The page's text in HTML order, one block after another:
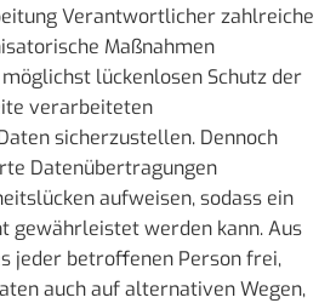
Verantwortlicher zahlreiche
Maßnahmen
lückenlosen Schutz der
verarbeiteten
sicherzustellen. Dennoch
Datenübertragungen
aufweisen, sodass ein
gewährleistet werden kann. Aus
jeder betroffenen Person frei,
auch auf alternativen Wegen,